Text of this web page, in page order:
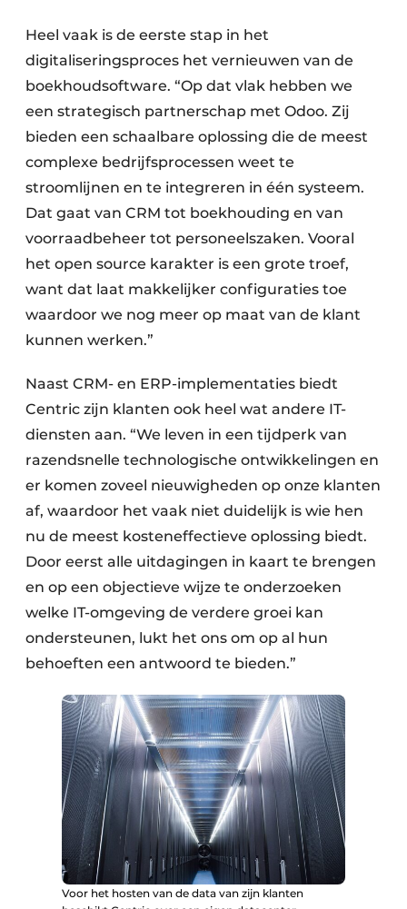
Heel vaak is de eerste stap in het
digitaliseringsproces het vernieuwen van de
boekhoudsoftware. “Op dat vlak hebben we
een strategisch partnerschap met Odoo. Zij
bieden een schaalbare oplossing die de meest
complexe bedrijfsprocessen weet te
stroomlijnen en te integreren in één systeem.
Dat gaat van CRM tot boekhouding en van
voorraadbeheer tot personeelszaken. Vooral
het open source karakter is een grote troef,
want dat laat makkelijker configuraties toe
waardoor we nog meer op maat van de klant
kunnen werken.”
Naast CRM- en ERP-implementaties biedt
Centric zijn klanten ook heel wat andere IT-
diensten aan. “We leven in een tijdperk van
razendsnelle technologische ontwikkelingen en
er komen zoveel nieuwigheden op onze klanten
af, waardoor het vaak niet duidelijk is wie hen
nu de meest kosteneffectieve oplossing biedt.
Door eerst alle uitdagingen in kaart te brengen
en op een objectieve wijze te onderzoeken
welke IT-omgeving de verdere groei kan
ondersteunen, lukt het ons om op al hun
behoeften een antwoord te bieden.”
Voor het hosten van de data van zijn klanten